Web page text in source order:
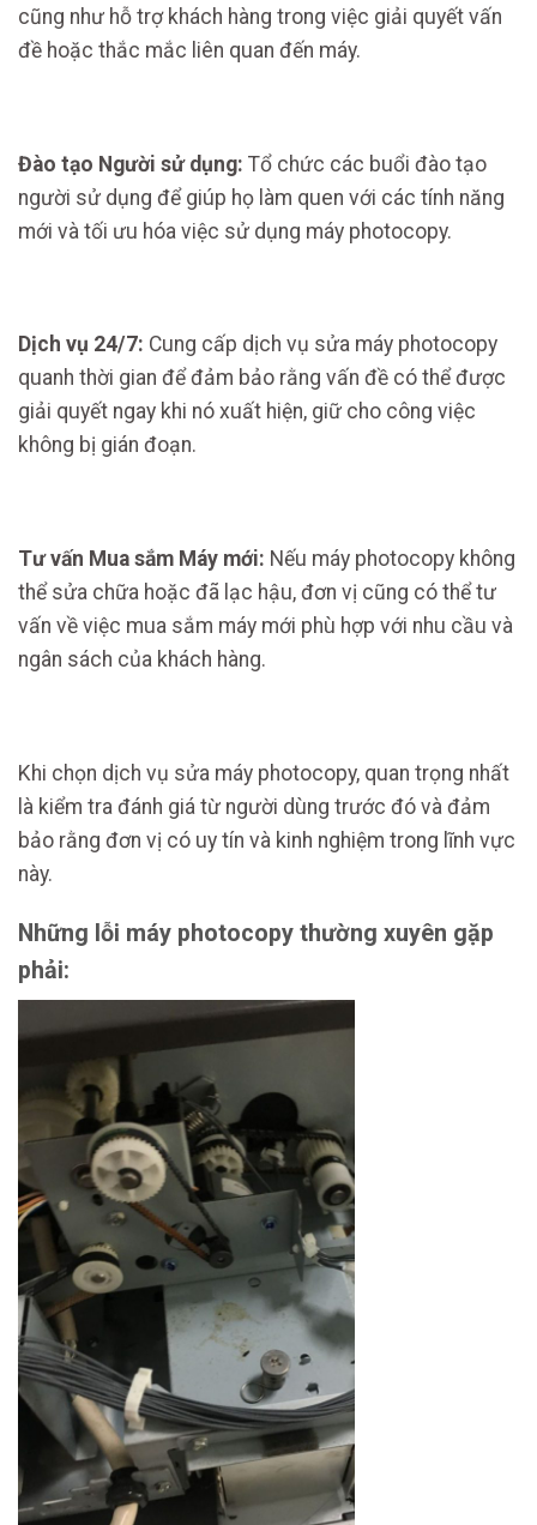
cũng như hỗ trợ khách hàng trong việc giải quyết vấn
đề hoặc thắc mắc liên quan đến máy.
Đào tạo Người sử dụng: Tổ chức các buổi đào tạo
người sử dụng để giúp họ làm quen với các tính năng
mới và tối ưu hóa việc sử dụng máy photocopy.
Dịch vụ 24/7: Cung cấp dịch vụ sửa máy photocopy
quanh thời gian để đảm bảo rằng vấn đề có thể được
giải quyết ngay khi nó xuất hiện, giữ cho công việc
không bị gián đoạn.
Tư vấn Mua sắm Máy mới: Nếu máy photocopy không
thể sửa chữa hoặc đã lạc hậu, đơn vị cũng có thể tư
vấn về việc mua sắm máy mới phù hợp với nhu cầu và
ngân sách của khách hàng.
Khi chọn dịch vụ sửa máy photocopy, quan trọng nhất
là kiểm tra đánh giá từ người dùng trước đó và đảm
bảo rằng đơn vị có uy tín và kinh nghiệm trong lĩnh vực
này.
Những lỗi máy photocopy thường xuyên gặp
phải: